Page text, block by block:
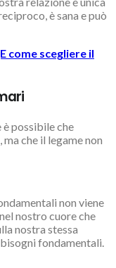
è sana e può
come scegliere il
possibile che
che il legame non
non viene
nostro cuore che
nostra stessa
fondamentali.